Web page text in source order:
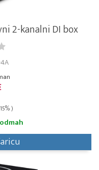
2-kanalni DI box
)